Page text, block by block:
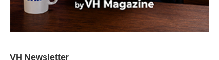
VH Newsletter